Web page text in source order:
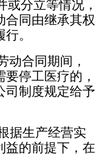
或分立等情况，
合同由继承其权
。
动合同期间，
停工医疗的，
司制度规定给予
据生产经营实
益的前提下，在